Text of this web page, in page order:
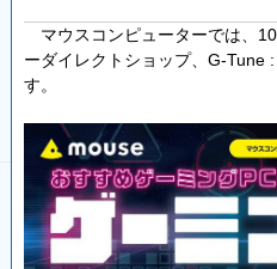
マウスコンピューターでは、
ーダイレクトショップ、G-Tune
す。